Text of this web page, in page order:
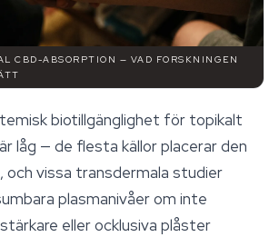
CBD-ABSORPTION — VAD FORSKNINGEN
biotillgänglighet för topikalt
låg — de flesta källor placerar den
och vissa transdermala studier
plasmanivåer om inte
eller ocklusiva plåster